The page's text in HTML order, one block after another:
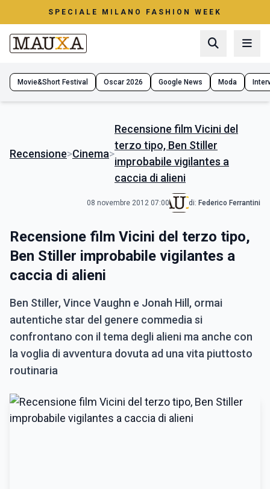
SPECIALE MILANO FASHION WEEK
Movie&Short Festival Oscar 2026 Google News Moda
Recensione>Cinema>
Recensione film Vicini del
terzo tipo, Ben Stiller
improbabile vigilantes a
caccia di alieni
08 novembre 2012 07:00 di: Federico Ferrantini
Recensione film Vicini del terzo tipo,
Ben Stiller improbabile vigilantes a
caccia di alieni
Ben Stiller, Vince Vaughn e Jonah Hill, ormai
autentiche star del genere commedia si
confrontano con il tema degli alieni ma anche con
la voglia di avventura dovuta ad una vita piuttosto
routinaria